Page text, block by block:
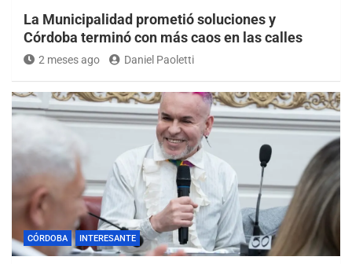
La Municipalidad prometió soluciones y
Córdoba terminó con más caos en las calles
2 meses ago Daniel Paoletti
CÓRDOBA INTERESANTE